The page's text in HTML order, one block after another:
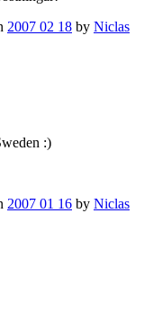
2007 02 18 by Niclas
:)
2007 01 16 by Niclas